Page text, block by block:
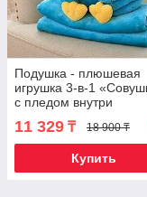
Подушка - плюшевая
игрушка 3-в-1
с пледом внутри
(Голубой)
11 329 ₸ 18 900 ₸
Купить